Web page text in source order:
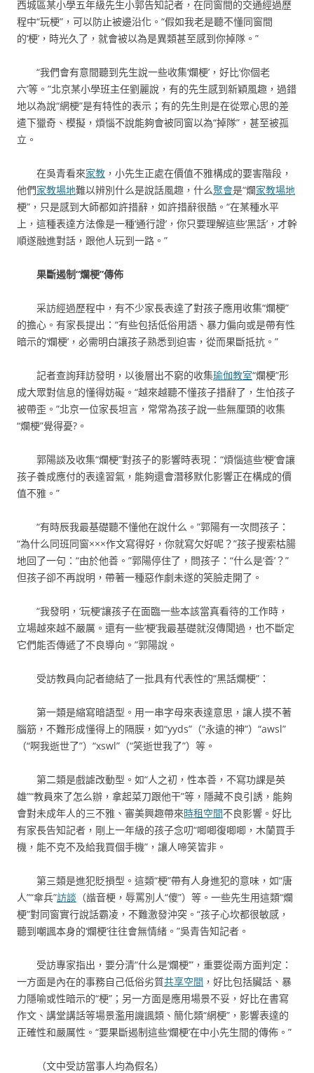
西城區某小學五年級先生小郭告知記者，在同窗間的交通經過歷
程中“玩梗”，可以防止被邊沿化。“假如我老是聽不懂同窗間
的‘梗’，時光久了，就會被以為是異類甚至感到你掉隊。”
“我們會有意間聽到先生說一些收集‘爛梗’，好比‘你個老
六’等。”北京某小學班主任劉麗說，有的先生感到新穎風趣，過錯
地以為說“網梗”是有特性的表示；有的先生則是在從眾心思的差
遣下獵奇、模擬，煩惱不說能夠會被同窗以為“掉隊”，甚至被孤
立。
在吳青看來家教 ，小先生正處在價值不雅構成的要害階段，
他們家教場地難以辨別什么是說話風趣，什么聚會是“爛家教場地
梗”，只是感到大師都如許措辭，如許措辭很酷。“在某種水平
上，這種表達方法像是一種‘通行證’，你只要理解這些‘黑話’，才幹
順遂融進對話，跟他人玩到一路。”
果斷遏制“爛梗”傳佈
采訪經過歷程中，有不少家長表達了對孩子應用收集“爛梗”
的擔心。有家長提出：“有些包括低俗用語、暴力偏向或是帶有性
暗示的‘爛梗’，必需明白讓孩子熟悉到迫害，從而果斷抵抗。”
記者查詢拜訪發明，以後層出不窮的收集瑜伽教室“爛梗”形
成大眾對信息的懂得妨礙。“越來越聽不懂孩子措辭了，生怕孩子
被帶歪。”北京一位家長坦言，常常為孩子說一些無厘頭的收集
“爛梗”覺得憂?。
郭陽談及收集“爛梗”對孩子的影響時表現：“煩惱這些‘梗’會讓
孩子養成應付的表達習氣，能夠還會潛移默化影響正在構成的價
值不雅。”
“有時辰我最基礎聽不懂他在說什么。”郭陽有一次問孩子：
“為什么同班同窗×××作文寫得好，你就寫欠好呢？”孩子搜索枯腸
地回了一句：“由於他善。”郭陽停住了，問孩子：“什么是‘善’？”
但孩子卻不再說明，帶著一種惡作劇未遂的笑臉走開了。
“我發明，‘玩梗’讓孩子在面臨一些本該當真看待的工作時，
立場越來越不嚴厲。還有一些‘梗’我最基礎就沒傳聞過，也不斷定
它們能否傳遞了不良導向。”郭陽說。
受訪教員向記者總結了一批具有代表性的“黑話爛梗”：
第一類是縮寫暗語型。用一串字母來表達意思，讓人摸不著
腦筋，不難形成懂得上的隔膜，如“yyds”（“永遠的神”）“awsl”
（“啊我逝世了”）“xswl”（“笑逝世我了”）等。
第二類是戲謔改動型。如“人之初，性本善，不寫功課是英
雄”“教員來了怎么辦，拿起菜刀跟他干”等，隱藏不良引誘，能夠
會對未成年人的三不雅、審美興趣帶來時租空間不良影響。好比
有家長告知記者，剛上一年級的孩子念叨“唧唧復唧唧，木蘭買手
機，能不克不及給我買個手機”，讓人啼笑皆非。
第三類是進犯貶損型。這類“梗”帶有人身進犯的意味，如“唐
人”“傘兵”訪談 （諧音梗，辱罵別人“傻”）等。一些先生用這類“爛
梗”對同窗實行說話霸凌，不難激發沖突。“孩子心坎都很敏感，
聽到嘲諷本身的‘爛梗’往往會無情緒。”吳青告知記者。
受訪專家指出，要分清“什么是‘爛梗’”，重要從兩方面判定：
一方面是內在的事務自己低俗劣質共享空間 ，好比包括臟話、暴
力隱喻或性暗示的“梗”；另一方面是應用場景不妥，好比在書寫
作文、講堂講話等場景濫用譏諷類、簡化類“網梗”，影響表達的
正確性和嚴厲性。“要果斷遏制這些‘爛梗’在中小先生間的傳佈。”
（文中受訪當事人均為假名）